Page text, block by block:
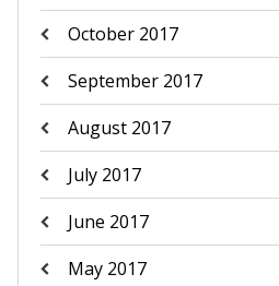
October 2017
September 2017
August 2017
July 2017
June 2017
May 2017